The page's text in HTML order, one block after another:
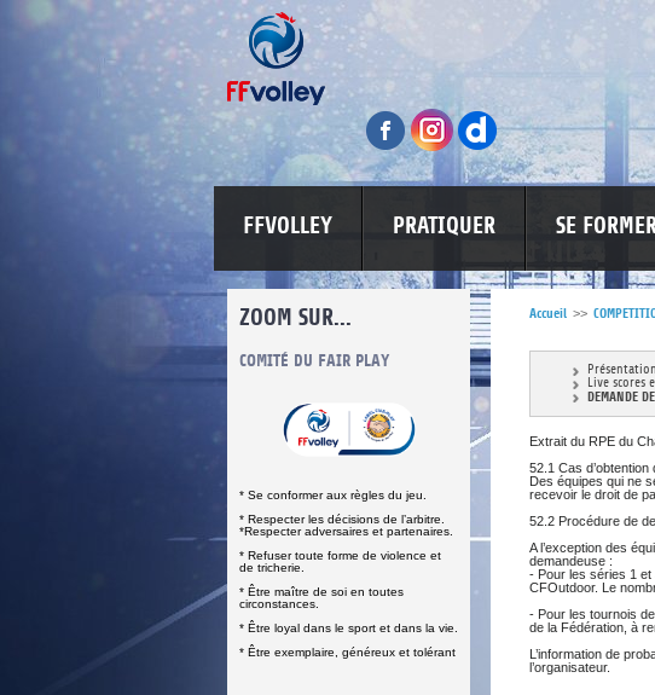
FFVOLLEY PRATIQUER SE
ZOOM SUR...
DOCUMENTS UTILES
CLIQUEZ ICI
COMITÉ DU FAIR PLAY
* Se conformer aux règles du jeu.
* Respecter les décisions de l’arbitre.
*Respecter adversaires et partenaires.
* Refuser toute forme de violence et
de tricherie.
* Être maître de soi en toutes
circonstances.
* Être loyal dans le sport et dans la vie.
* Être exemplaire, généreux et tolérant
LUTTE CONTRE LES VIOLENCES
Accueil >>
Présentation
Live scores
DEMANDE
Extrait du RPE du
52.1 Cas d’obtention
Des équipes qui ne
recevoir le droit de
52.2 Procédure de
A l’exception des
demandeuse :
- Pour les séries 1
CFOutdoor. Le
- Pour les tournois
de la Fédération, à
L’information de
l’organisateur.